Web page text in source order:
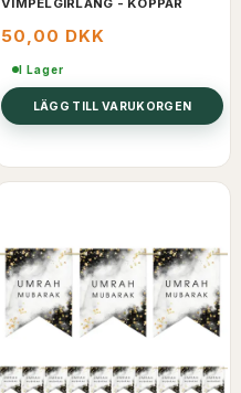
VIMPELGIRLANG - KOPPAR
50,00 DKK
I Lager
LÄGG TILL VARUKORGEN